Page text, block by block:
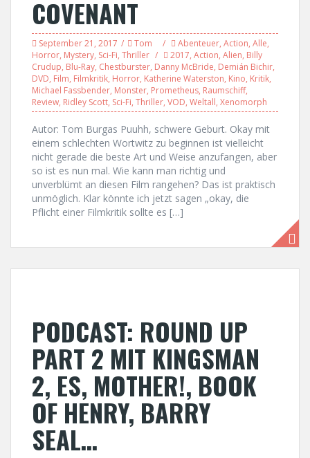
COVENANT
September 21, 2017 Tom Abenteuer, Action, Alle,
Horror, Mystery, Sci-Fi, Thriller 2017, Action, Alien, Billy
Crudup, Blu-Ray, Chestburster, Danny McBride, Demián Bichir,
DVD, Film, Filmkritik, Horror, Katherine Waterston, Kino, Kritik,
Michael Fassbender, Monster, Prometheus, Raumschiff,
Review, Ridley Scott, Sci-Fi, Thriller, VOD, Weltall, Xenomorph
Autor: Tom Burgas Puuhh, schwere Geburt. Okay mit
einem schlechten Wortwitz zu beginnen ist vielleicht
nicht gerade die beste Art und Weise anzufangen, aber
so ist es nun mal. Wie kann man richtig und
unverblümt an diesen Film rangehen? Das ist praktisch
unmöglich. Klar könnte ich jetzt sagen „okay, die
Pflicht einer Filmkritik sollte es […]
PODCAST: ROUND UP
PART 2 MIT KINGSMAN
2, ES, MOTHER!, BOOK
OF HENRY, BARRY
SEAL…